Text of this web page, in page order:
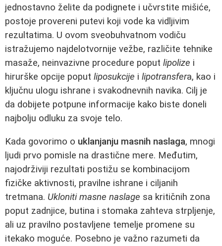
jednostavno želite da podignete i učvrstite mišiće,
postoje provereni putevi koji vode ka vidljivim
rezultatima. U ovom sveobuhvatnom vodiču
istražujemo najdelotvornije vežbe, različite tehnike
masaže, neinvazivne procedure poput lipolize i
hirurške opcije poput liposukcije i lipotransfera, kao i
ključnu ulogu ishrane i svakodnevnih navika. Cilj je
da dobijete potpune informacije kako biste doneli
najbolju odluku za svoje telo.
Kada govorimo o uklanjanju masnih naslaga, mnogi
ljudi prvo pomisle na drastične mere. Međutim,
najodrživiji rezultati postižu se kombinacijom
fizičke aktivnosti, pravilne ishrane i ciljanih
tretmana. Ukloniti masne naslage sa kritičnih zona
poput zadnjice, butina i stomaka zahteva strpljenje,
ali uz pravilno postavljene temelje promene su
itekako moguće. Posebno je važno razumeti da